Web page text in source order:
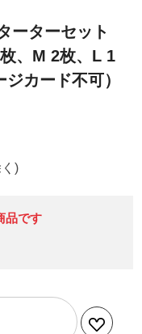
ーターセット
、M 2枚、L 1
カード不可）
)
品です